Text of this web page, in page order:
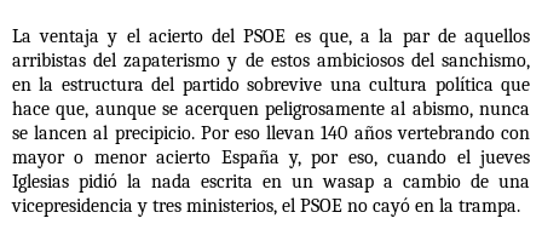
La ventaja y el acierto del PSOE es que, a la par de aquellos
arribistas del zapaterismo y de estos ambiciosos del sanchismo,
en la estructura del partido sobrevive una cultura política que
hace que, aunque se acerquen peligrosamente al abismo, nunca
se lancen al precipicio. Por eso llevan 140 años vertebrando con
mayor o menor acierto España y, por eso, cuando el jueves
Iglesias pidió la nada escrita en un wasap a cambio de una
vicepresidencia y tres ministerios, el PSOE no cayó en la trampa.